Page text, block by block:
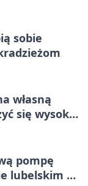
sobie
własną
się wysoką
pompę
lubelskim -